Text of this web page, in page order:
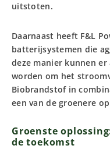
uitstoten.
Daarnaast heeft F&L
batterijsystemen die
deze manier kunnen
worden om het
Biobrandstof in
een van de groenere
Groenste
de toekomst